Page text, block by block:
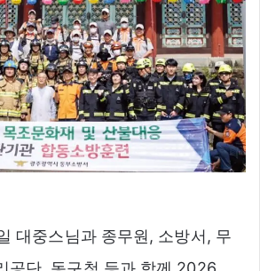
대중스님과 종무원, 소방서, 무